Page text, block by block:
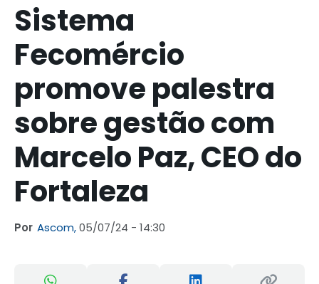
Sistema
Fecomércio
promove palestra
sobre gestão com
Marcelo Paz, CEO do
Fortaleza
Por Ascom,05/07/24 - 14:30